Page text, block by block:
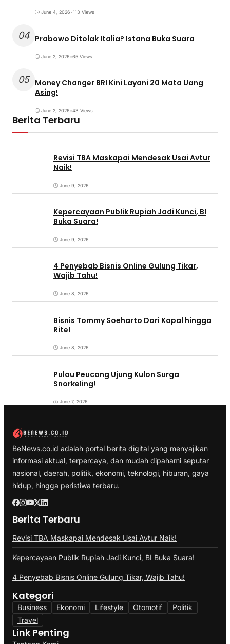
June 4, 2026•113 Views
04 Prabowo Ditolak Italia? Istana Buka Suara
June 2, 2026•65 Views
05 Money Changer BRI Kini Layani 20 Mata Uang
Asing!
June 2, 2026•43 Views
Berita Terbaru
Revisi TBA Maskapai Mendesak Usai Avtur
Naik!
June 9, 2026
Kepercayaan Publik Rupiah Jadi Kunci, BI
Buka Suara!
June 9, 2026
4 Penyebab Bisnis Online Gulung Tikar,
Wajib Tahu!
June 8, 2026
Bisnis Tommy Soeharto Dari Kapal hingga
Ritel
June 8, 2026
Pulau Peucang Ujung Kulon Surga
Snorkeling!
June 7, 2026
BeNews.co.id adalah portal berita digital yang menyajikan
informasi aktual, terpercaya, dan mudah dipahami seputar
nasional, daerah, politik, ekonomi, teknologi, hiburan, gaya
hidup, hingga peristiwa terbaru.
Berita Terbaru
Revisi TBA Maskapai Mendesak Usai Avtur Naik!
Kepercayaan Publik Rupiah Jadi Kunci, BI Buka Suara!
4 Penyebab Bisnis Online Gulung Tikar, Wajib Tahu!
Kategori
Business Ekonomi Lifestyle Otomotif
Politik
Travel
Link Penting